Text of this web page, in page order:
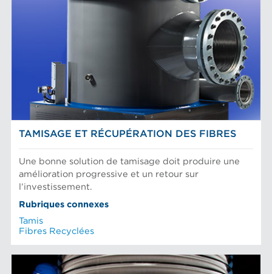
TAMISAGE ET RÉCUPÉRATION DES FIBRES
Une bonne solution de tamisage doit produire une
amélioration progressive et un retour sur
l’investissement.
Rubriques connexes
Tamis
Fibres Recyclées